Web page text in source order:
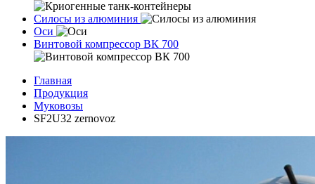
Силосы из алюминия
Оси
Винтовой компрессор ВК 700
Главная
Продукция
Муковозы
SF2U32 zernovoz